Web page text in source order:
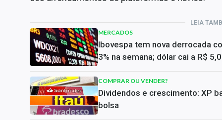
LEIA
MERCADOS
Ibovespa tem nova derrocada
3% na semana; dólar cai a R$
COMPRAR OU VENDER?
Dividendos e crescimento: XP
bolsa